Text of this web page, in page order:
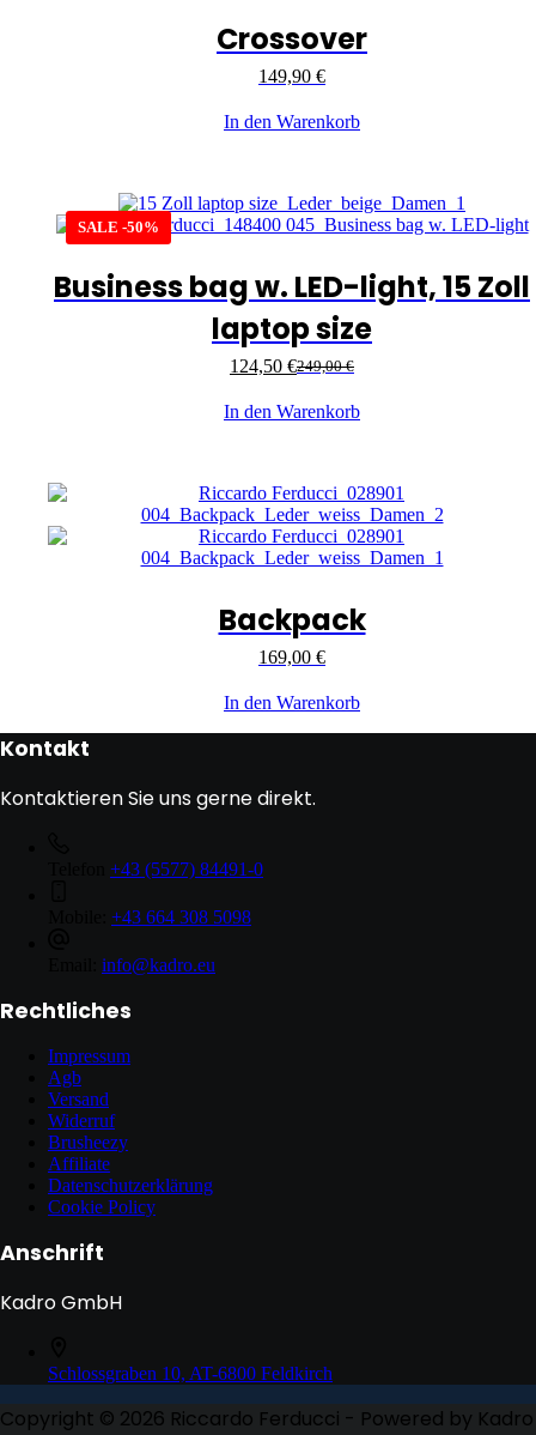
Crossover
149,90 €
In den Warenkorb
SALE -50%
Business bag w. LED-light, 15 Zoll
laptop size
249,00€
124,50 €
In den Warenkorb
Backpack
169,00 €
In den Warenkorb
Kontakt
Kontaktieren Sie uns gerne direkt.
+43 (5577) 84491-0
+43 664 308 5098
info@kadro.eu
Rechtliches
Impressum
Agb
Versand
Widerruf
Brusheezy
Affiliate
Datenschutzerklärung
Cookie Policy
Anschrift
Kadro GmbH
Schlossgraben 10, AT-6800 Feldkirch
Copyright © 2026 Riccardo Ferducci - Powered by Kadro